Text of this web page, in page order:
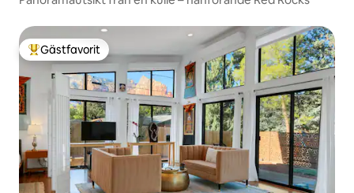
Populär gästfavorit
Gästfavorit